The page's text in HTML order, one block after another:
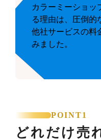
カラーミーショッ
る理由は、圧倒的
他社サービスの料
みました。
POINT1
どれだけ売